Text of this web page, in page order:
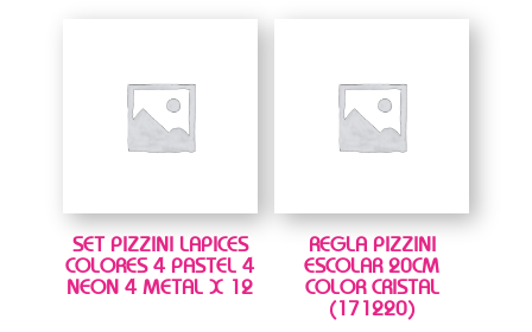
SET PIZZINI LAPICES
COLORES 4 PASTEL 4
NEON 4 METAL X 12
REGLA PIZZINI
ESCOLAR 20CM
COLOR CRISTAL
(171220)